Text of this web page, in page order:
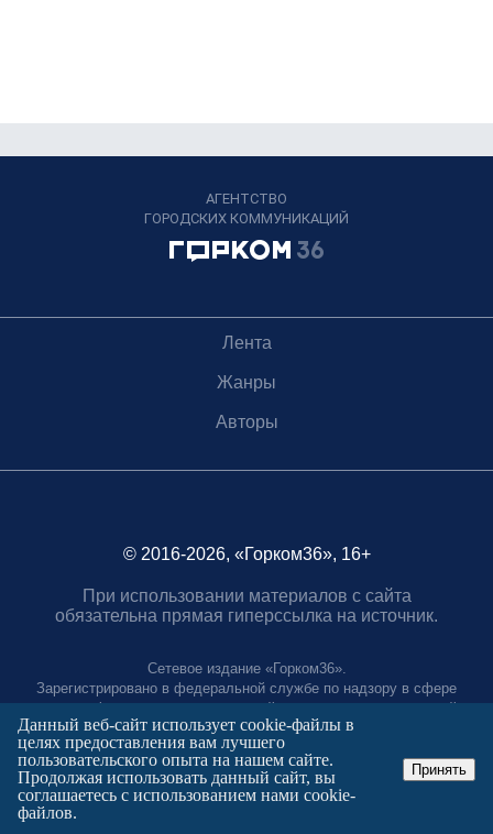
АГЕНТСТВО
ГОРОДСКИХ КОММУНИКАЦИЙ
Лента
Жанры
Авторы
© 2016-2026, «Горком36», 16+
При использовании материалов с сайта
обязательна прямая гиперссылка на источник.
Сетевое издание «Горком36».
Зарегистрировано в федеральной службе по надзору в сфере
связи, информационных технологий и массовых коммуникаций.
Регистрационный номер ЭЛ № ФС77-88966 от 21 января 2025 г.
Учредитель: Муниципальное автономное учреждение "Агентство
городских коммуникаций"
Главный редактор:
Данный веб-сайт использует cookie-файлы в
целях предоставления вам лучшего
пользовательского опыта на нашем сайте.
Продолжая использовать данный сайт, вы
соглашаетесь с использованием нами cookie-
файлов.
Принять